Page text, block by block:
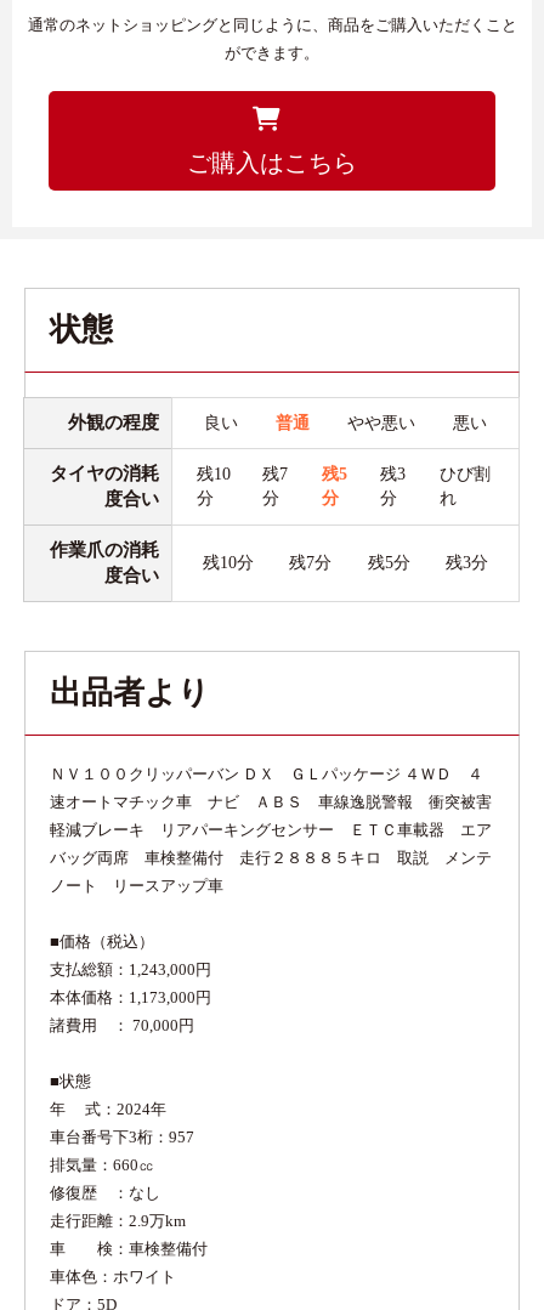
通常のネットショッピングと同じように、商品をご購入いただくこと
ができます。
ご購入はこちら
状態
外観の程度 良い 普通 やや悪い 悪い
タイヤの消耗
度合い
残10
分
残7
分
残5
分
残3
分
ひび割
れ
作業爪の消耗
度合い
残10分 残7分 残5分 残3分
出品者より
ＮＶ１００クリッパーバン ＤＸ ＧＬパッケージ ４ＷＤ ４
速オートマチック車 ナビ ＡＢＳ 車線逸脱警報 衝突被害
軽減ブレーキ リアパーキングセンサー ＥＴＣ車載器 エア
バッグ両席 車検整備付 走行２８８８５キロ 取説 メンテ
ノート リースアップ車
■価格（税込）
支払総額：1,243,000円
本体価格：1,173,000円
諸費用 ： 70,000円
■状態
年 式：2024年
車台番号下3桁：957
排気量：660㏄
修復歴 ：なし
走行距離：2.9万km
車 検：車検整備付
車体色：ホワイト
ドア：5D